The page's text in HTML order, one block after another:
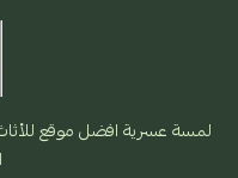
لمسة عسرية افضل موقع